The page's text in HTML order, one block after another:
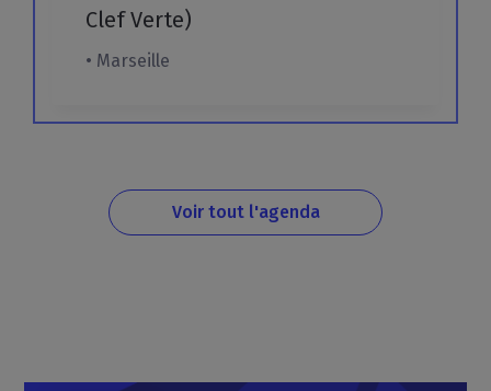
Clef Verte)
• Marseille
Voir tout l'agenda